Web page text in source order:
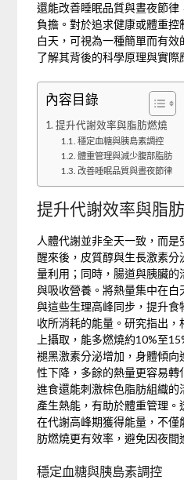
還能改善睡眠品質與晝夜節
負擔。對於追求健康或體重
白天，可視為一種簡單而有效
了解其背後的科學原理與實際
內容目錄
提升代謝效率與脂肪燃燒
穩定血糖與胰島素調控
體重管理與減少腹部脂肪
改善睡眠品質與晝夜節律
提升代謝效率與脂
人體代謝並非全天一致，而
醒來後，皮質醇與生長激素
量利用；同時，腸道與胰臟
與吸收營養。將熱量集中在
與這些生理高峰同步，提升
收所消耗的能量。研究指出
上攝取，能多燃燒約10%至
褪黑激素分泌增加，身體傾
性下降，多餘的熱量更容易
進食還能刺激棕色脂肪組織
產生熱能，有助於體重管理
在代謝高峰期獲得能量，不
肪燃燒更有效率，避免因夜間
穩定血糖與胰島素調控